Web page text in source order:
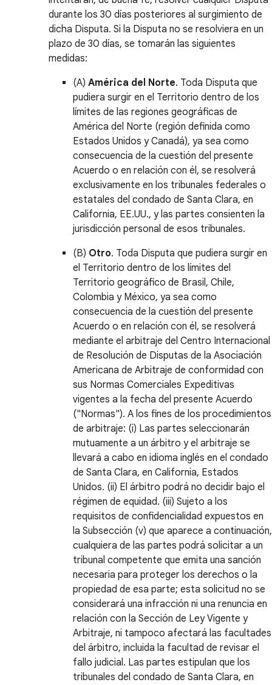
durante los 30 días posteriores al surgimiento de
dicha Disputa. Si la Disputa no se resolviera en un
plazo de 30 días, se tomarán las siguientes
medidas:
(A) América del Norte. Toda Disputa que
pudiera surgir en el Territorio dentro de los
límites de las regiones geográficas de
América del Norte (región definida como
Estados Unidos y Canadá), ya sea como
consecuencia de la cuestión del presente
Acuerdo o en relación con él, se resolverá
exclusivamente en los tribunales federales o
estatales del condado de Santa Clara, en
California, EE.UU., y las partes consienten la
jurisdicción personal de esos tribunales.
(B) Otro. Toda Disputa que pudiera surgir en
el Territorio dentro de los límites del
Territorio geográfico de Brasil, Chile,
Colombia y México, ya sea como
consecuencia de la cuestión del presente
Acuerdo o en relación con él, se resolverá
mediante el arbitraje del Centro Internacional
de Resolución de Disputas de la Asociación
Americana de Arbitraje de conformidad con
sus Normas Comerciales Expeditivas
vigentes a la fecha del presente Acuerdo
("Normas"). A los fines de los procedimientos
de arbitraje: (i) Las partes seleccionarán
mutuamente a un árbitro y el arbitraje se
llevará a cabo en idioma inglés en el condado
de Santa Clara, en California, Estados
Unidos. (ii) El árbitro podrá no decidir bajo el
régimen de equidad. (iii) Sujeto a los
requisitos de confidencialidad expuestos en
la Subsección (v) que aparece a continuación,
cualquiera de las partes podrá solicitar a un
tribunal competente que emita una sanción
necesaria para proteger los derechos o la
propiedad de esa parte; esta solicitud no se
considerará una infracción ni una renuncia en
relación con la Sección de Ley Vigente y
Arbitraje, ni tampoco afectará las facultades
del árbitro, incluida la facultad de revisar el
fallo judicial. Las partes estipulan que los
tribunales del condado de Santa Clara, en